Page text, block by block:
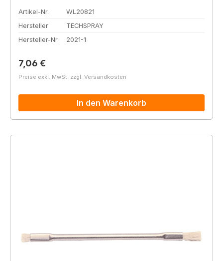
Artikel-Nr.
WL20821
Hersteller
TECHSPRAY
Hersteller-Nr.
2021-1
Regulärer Preis:
7,06 €
Preise exkl. MwSt. zzgl. Versandkosten
In den Warenkorb